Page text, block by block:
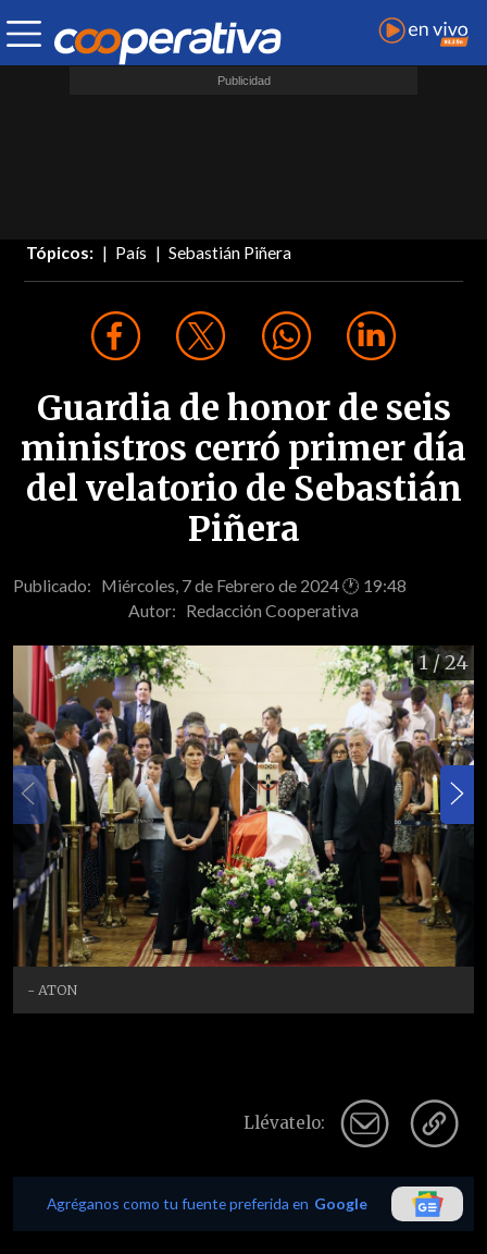
Tópicos: País Sebastián Piñera
Guardia de honor de seis
ministros cerró primer día
del velatorio de Sebastián
Piñera
Publicado: Miércoles, 7 de Febrero de 2024 🕐 19:48
Autor: Redacción Cooperativa
1/ 24
- ATON
Llévatelo:
Agréganos como tu fuente preferida en Google